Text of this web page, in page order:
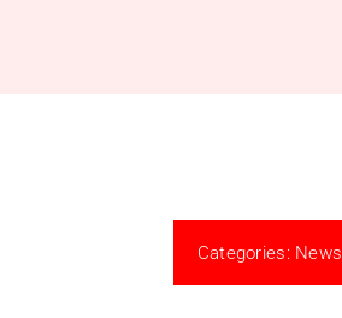
Categories: News